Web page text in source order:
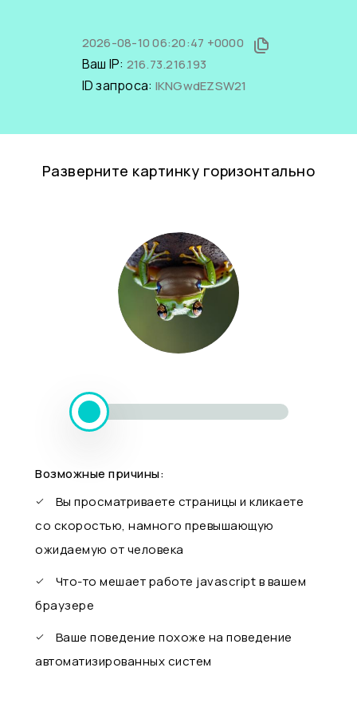
2026-08-10 06:20:47 +0000
Ваш IP: 216.73.216.193
ID запроса: lKNGwdEZSW21
Разверните картинку горизонтально
Возможные причины:
Вы просматриваете страницы и кликаете
со скоростью, намного превышающую
ожидаемую от человека
Что-то мешает работе javascript в вашем
браузере
Ваше поведение похоже на поведение
автоматизированных систем